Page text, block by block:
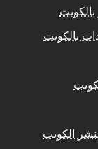
بالكويت
الكويت